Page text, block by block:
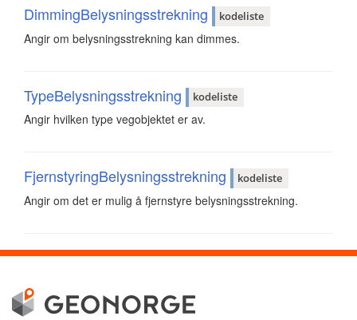
DimmingBelysningsstrekning kodeliste
Angir om belysningsstrekning kan dimmes.
TypeBelysningsstrekning kodeliste
Angir hvilken type vegobjektet er av.
FjernstyringBelysningsstrekning kodeliste
Angir om det er mulig å fjernstyre belysningsstrekning.